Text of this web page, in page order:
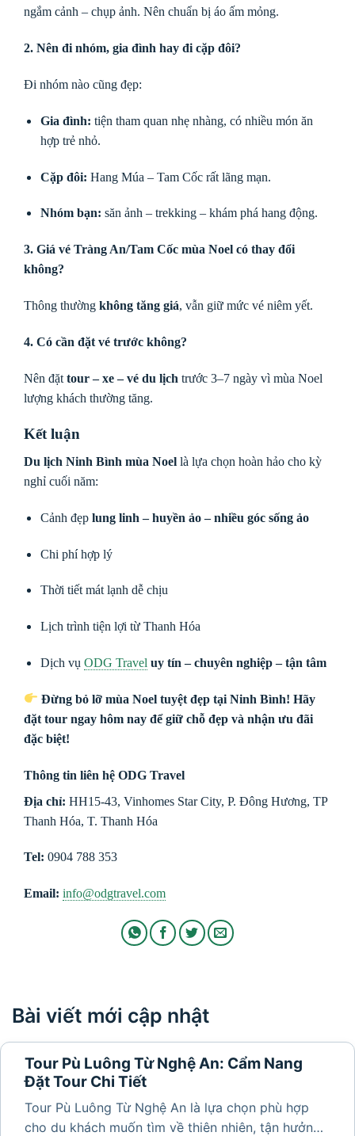
ngắm cảnh – chụp ảnh. Nên chuẩn bị áo ấm mỏng.
2. Nên đi nhóm, gia đình hay đi cặp đôi?
Đi nhóm nào cũng đẹp:
Gia đình: tiện tham quan nhẹ nhàng, có nhiều món ăn
hợp trẻ nhỏ.
Cặp đôi: Hang Múa – Tam Cốc rất lãng mạn.
Nhóm bạn: săn ảnh – trekking – khám phá hang động.
3. Giá vé Tràng An/Tam Cốc mùa Noel có thay đổi
không?
Thông thường không tăng giá, vẫn giữ mức vé niêm yết.
4. Có cần đặt vé trước không?
Nên đặt tour – xe – vé du lịch trước 3–7 ngày vì mùa Noel
lượng khách thường tăng.
Kết luận
Du lịch Ninh Bình mùa Noel là lựa chọn hoàn hảo cho kỳ
nghỉ cuối năm:
Cảnh đẹp lung linh – huyền ảo – nhiều góc sống ảo
Chi phí hợp lý
Thời tiết mát lạnh dễ chịu
Lịch trình tiện lợi từ Thanh Hóa
Dịch vụ ODG Travel uy tín – chuyên nghiệp – tận tâm
Đừng bỏ lỡ mùa Noel tuyệt đẹp tại Ninh Bình! Hãy
đặt tour ngay hôm nay để giữ chỗ đẹp và nhận ưu đãi
đặc biệt!
Thông tin liên hệ ODG Travel
Địa chỉ: HH15-43, Vinhomes Star City, P. Đông Hương, TP
Thanh Hóa, T. Thanh Hóa
Tel: 0904 788 353
Email: info@odgtravel.com
Bài viết mới cập nhật
Tour Pù Luông Từ Nghệ An: Cẩm Nang
Đặt Tour Chi Tiết
Tour Pù Luông Từ Nghệ An là lựa chọn phù hợp
cho du khách muốn tìm về thiên nhiên, tận hưởng